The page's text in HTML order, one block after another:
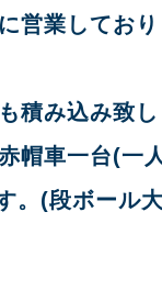
営業してお
積み込み致
帽車一台(一
。(段ボール